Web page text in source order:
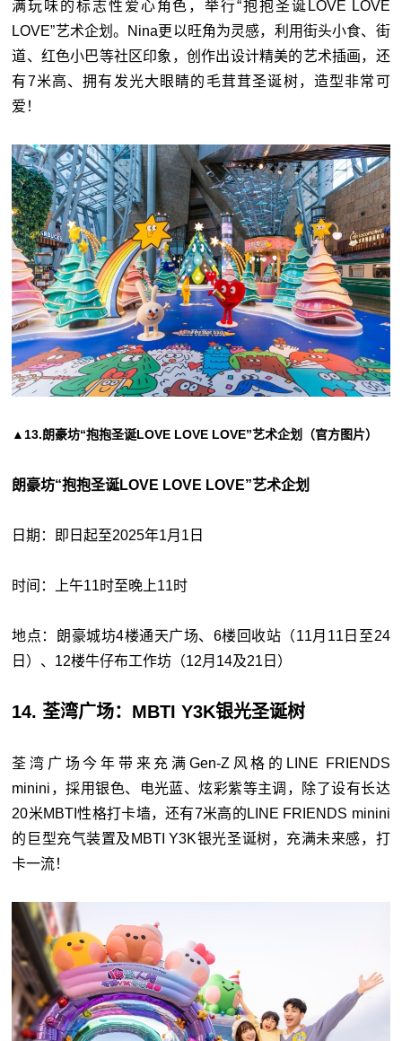
满玩味的标志性爱心角色，举行“抱抱圣诞LOVE LOVE
LOVE”艺术企划。Nina更以旺角为灵感，利用街头小食、街
道、红色小巴等社区印象，创作出设计精美的艺术插画，还
有7米高、拥有发光大眼睛的毛茸茸圣诞树，造型非常可
爱！
▲13.朗豪坊“抱抱圣诞LOVE LOVE LOVE”艺术企划（官方图片）
朗豪坊“抱抱圣诞LOVE LOVE LOVE”艺术企划
日期：即日起至2025年1月1日
时间：上午11时至晚上11时
地点：朗豪城坊4楼通天广场、6楼回收站（11月11日至24
日）、12楼牛仔布工作坊（12月14及21日）
14. 荃湾广场：MBTI Y3K银光圣诞树
荃湾广场今年带来充满Gen-Z风格的LINE FRIENDS
minini，採用银色、电光蓝、炫彩紫等主调，除了设有长达
20米MBTI性格打卡墙，还有7米高的LINE FRIENDS minini
的巨型充气装置及MBTI Y3K银光圣诞树，充满未来感，打
卡一流！